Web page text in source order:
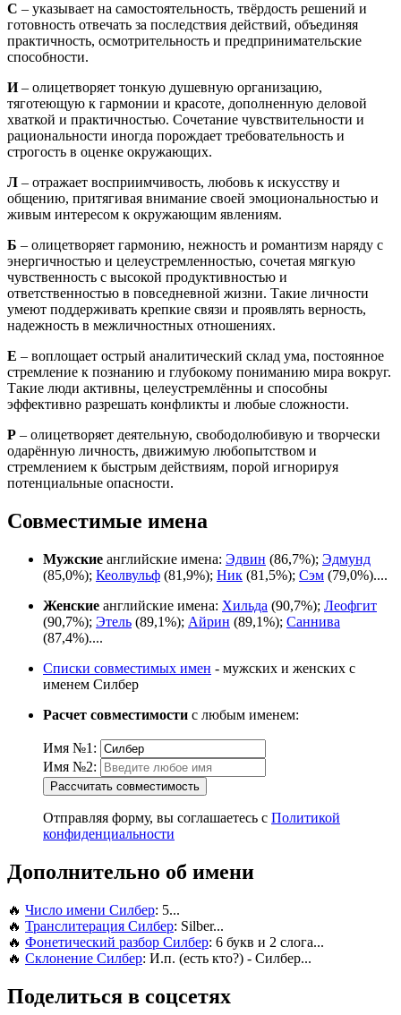
С – указывает на самостоятельность, твёрдость решений и
готовность отвечать за последствия действий, объединяя
практичность, осмотрительность и предпринимательские
способности.
И– олицетворяет тонкую душевную организацию,
тяготеющую к гармонии и красоте, дополненную деловой
хваткой и практичностью. Сочетание чувствительности и
рациональности иногда порождает требовательность и
строгость в оценке окружающих.
Л – отражает восприимчивость, любовь к искусству и
общению, притягивая внимание своей эмоциональностью и
живым интересом к окружающим явлениям.
Б – олицетворяет гармонию, нежность и романтизм наряду с
энергичностью и целеустремленностью, сочетая мягкую
чувственность с высокой продуктивностью и
ответственностью в повседневной жизни. Такие личности
умеют поддерживать крепкие связи и проявлять верность,
надежность в межличностных отношениях.
Е – воплощает острый аналитический склад ума, постоянное
стремление к познанию и глубокому пониманию мира вокруг.
Такие люди активны, целеустремлённы и способны
эффективно разрешать конфликты и любые сложности.
Р – олицетворяет деятельную, свободолюбивую и творчески
одарённую личность, движимую любопытством и
стремлением к быстрым действиям, порой игнорируя
потенциальные опасности.
Совместимые имена
Мужские английские имена: Эдвин (86,7%); Эдмунд
(85,0%); Кеолвульф (81,9%); Ник (81,5%); Сэм (79,0%)....
Женские английские имена: Хильда (90,7%); Леофгит
(90,7%); Этель (89,1%); Айрин (89,1%); Саннива
(87,4%)....
Списки совместимых имен - мужских и женских с
именем Силбер
Расчет совместимости с любым именем:
Имя №1:
Имя №2:
Рассчитать совместимость
Отправляя форму, вы соглашаетесь с Политикой
конфиденциальности
Дополнительно об имени
🔥 Число имени Силбер: 5...
🔥 Транслитерация Силбер: Silber...
🔥 Фонетический разбор Силбер: 6 букв и 2 слога...
🔥 Склонение Силбер: И.п. (есть кто?) - Силбер...
Поделиться в соцсетях